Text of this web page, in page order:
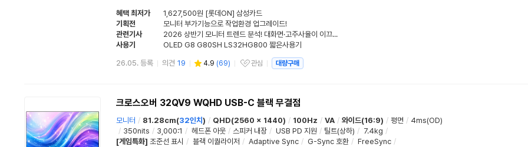
혜택 최저가
1,627,500원 [롯데ON] 삼성카드
기획전
모니터 부가기능으로 작업환경 업그레이드!
관련기사
2026 상반기 모니터 트렌드 분석! 대화면·고주사율이 이끄는 변화
사용기
OLED G8 G80SH LS32HG800 짧은사용기
26.05. 등록 의견 19 4.9 (69)
관심상품
관심 대량구매
크로스오버 32QV9 WQHD USB-C 블랙 무결점
모니터 / 81.28cm(32인치 ) / QHD(2560 x 1440) / 100Hz / VA / 와이드(16:9) / 평면 / 4ms(OD)
/ 350nits / 3,000:1 / 헤드폰 아웃 / 스피커 내장 / USB PD 지원 / 틸트(상하) / 7.4kg /
[게임특화] 조준선 표시 / 블랙 이퀄라이저 / Adaptive Sync / G-Sync 호환 / FreeSync /